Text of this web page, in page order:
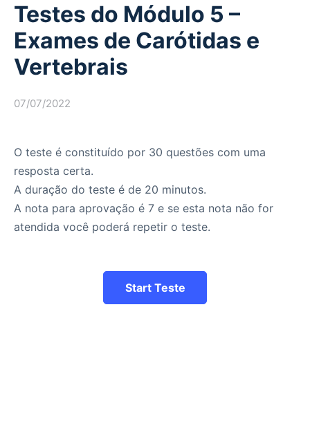
Testes do Módulo 5 –
Exames de Carótidas e
Vertebrais
07/07/2022
O teste é constituído por 30 questões com uma
resposta certa.
A duração do teste é de 20 minutos.
A nota para aprovação é 7 e se esta nota não for
atendida você poderá repetir o teste.